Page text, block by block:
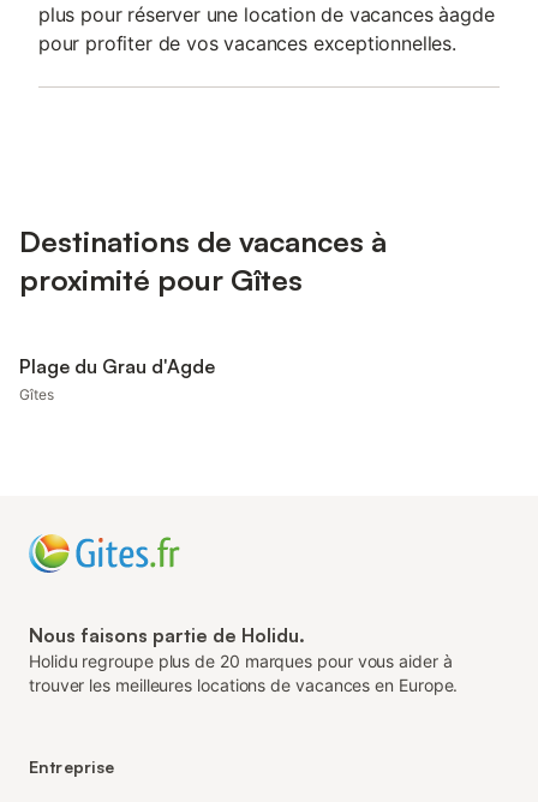
plus pour réserver une location de vacances àagde
pour profiter de vos vacances exceptionnelles.
Destinations de vacances à
proximité pour Gîtes
Plage du Grau d'Agde
Gîtes
Nous faisons partie de Holidu.
Holidu regroupe plus de 20 marques pour vous aider à
trouver les meilleures locations de vacances en Europe.
Entreprise